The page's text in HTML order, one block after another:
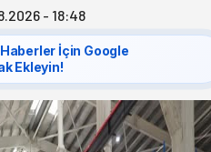
- 18:48
İçin Google
Ekleyin!